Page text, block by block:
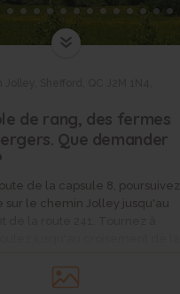
de rang, des fermes
Que demander
de la capsule 8, poursuivez
sur le chemin Jolley jusqu'au
le chemin Bell. Arrêtez-vous